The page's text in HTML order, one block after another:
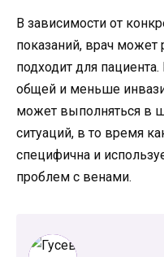
В зависимости от
показаний, врач может
подходит для
общей и меньше
может выполняться в
ситуаций, в то время
специфична и
проблем с венами.